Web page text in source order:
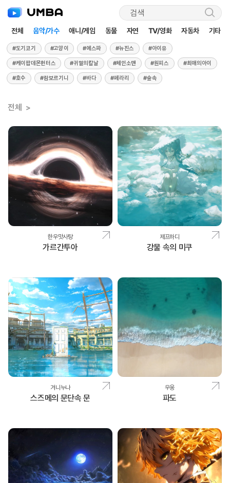
전체 음악/가수 애니/게임 동물 자연 TV/영화 자동차 기타
검
색
#도기코기 #고양이 #에스파 #뉴진스 #아이유
#케이팝데몬헌터스 #귀멸의칼날 #체인소맨 #원피스 #최애의아이
#호수 #람보르기니 #바다 #페라리 #숲속
전체 >
한우맛사탕
가르간투아
제프하디
강물 속의 미쿠
겨니누나
스즈메의 문단속 문
우웅
파도